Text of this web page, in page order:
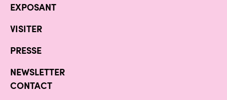
EXPOSANT
VISITER
PRESSE
NEWSLETTER
CONTACT